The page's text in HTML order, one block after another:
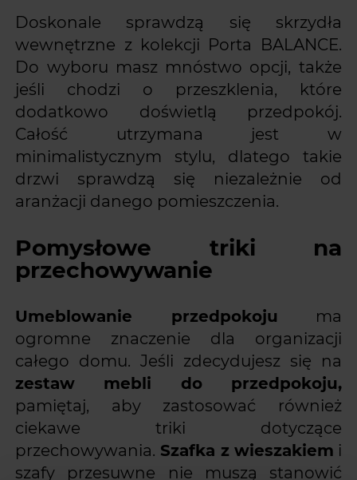
Doskonale sprawdzą się skrzydła
wewnętrzne z kolekcji Porta BALANCE.
Do wyboru masz mnóstwo opcji, także
jeśli chodzi o przeszklenia, które
dodatkowo doświetlą przedpokój.
Całość utrzymana jest w
minimalistycznym stylu, dlatego takie
drzwi sprawdzą się niezależnie od
aranżacji danego pomieszczenia.
Pomysłowe triki na
przechowywanie
Umeblowanie przedpokoju ma
ogromne znaczenie dla organizacji
całego domu. Jeśli zdecydujesz się na
zestaw mebli do przedpokoju,
pamiętaj, aby zastosować również
ciekawe triki dotyczące
przechowywania. Szafka z wieszakiem i
szafy przesuwne nie muszą stanowić